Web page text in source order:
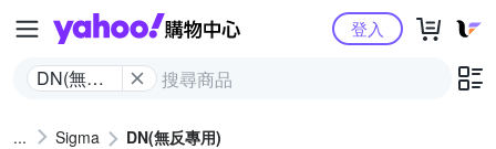
Yahoo購物中心
DN(無反
登入
Sigma DN(無反專用)